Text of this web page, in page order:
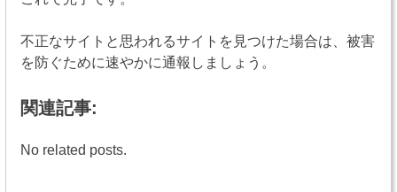
不正なサイトと思われるサイトを見つけた場合は、被害
を防ぐために速やかに通報しましょう。
関連記事:
No related posts.